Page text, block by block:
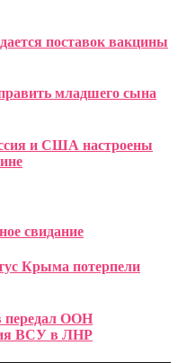
поставок вакцины
младшего сына
и США настроены
свидание
Крыма потерпели
ООН
ВСУ в ЛНР